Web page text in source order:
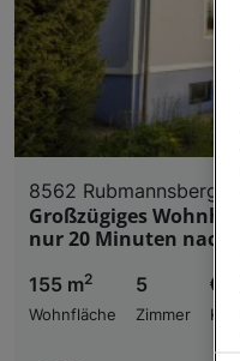
8562 Rubmannsberg
Großzügiges
nur 20 Minuten nach
155 m2
Wohnfläche
5
Zimmer
€